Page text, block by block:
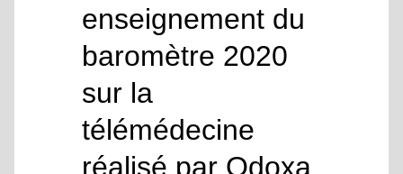
enseignement du
baromètre 2020
sur la
télémédecine
réalisé par Odoxa